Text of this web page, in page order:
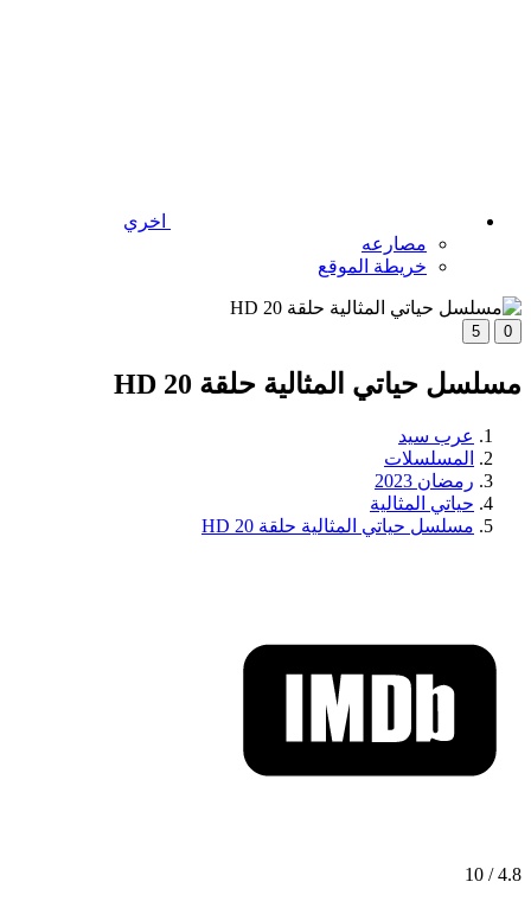
اخري
مصارعه
خريطة الموقع
0
5
مسلسل حياتي المثالية حلقة 20 HD
عرب سيد
المسلسلات
رمضان 2023
حياتي المثالية
مسلسل حياتي المثالية حلقة 20 HD
4.8 / 10